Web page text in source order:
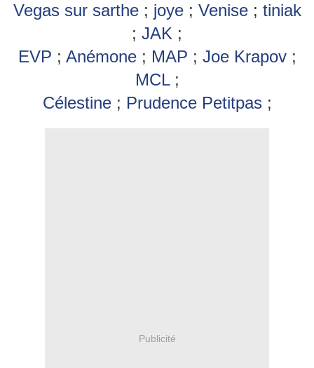
Vegas sur sarthe; joye; Venise; tiniak
; JAK ;
EVP ; Anémone; MAP ; Joe Krapov;
MCL;
Célestine; Prudence Petitpas;
Publicité